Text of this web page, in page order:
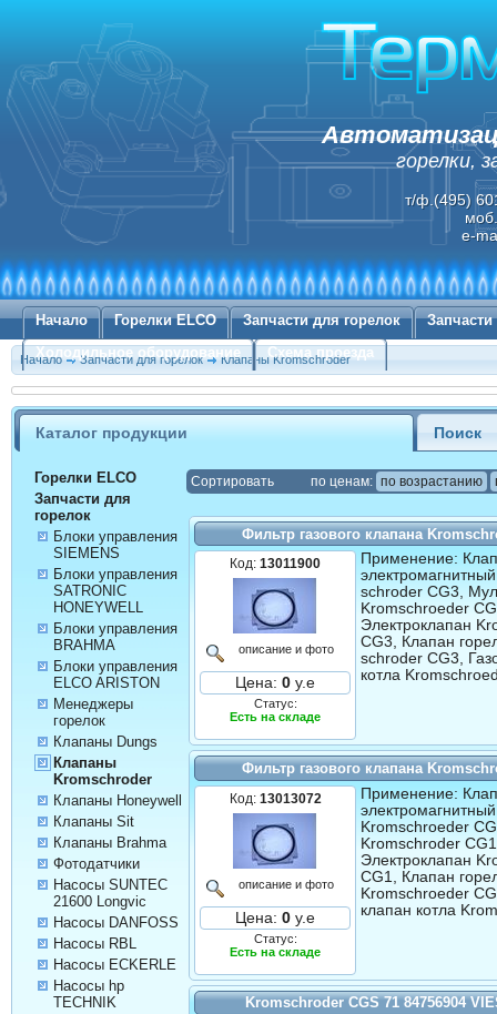
горелки,
т/ф.(495)
e-
Начало Горелки ELCO Запчасти для горелок
Холодильное оборудование
Схема проезда
Начало Запчасти для горелок Клапаны Kromschroder
Каталог продукции Поиск
Горелки ELCO
Запчасти для
горелок
Блоки управления
SIEMENS
Блоки управления
SATRONIC
HONEYWELL
Блоки управления
BRAHMA
Блоки управления
ELCO ARISTON
Менеджеры
горелок
Клапаны Dungs
Клапаны
Kromschroder
Клапаны Honeywell
Клапаны Sit
Клапаны Brahma
Фотодатчики
Насосы SUNTEC
21600 Longvic
Насосы DANFOSS
Насосы RBL
Насосы ECKERLE
Насосы hp
TECHNIK
Cортировать по ценам: по возрастанию
Фильтр газового клапана
Код:13011900
описание и фото
Цена: 0 у.е
Статус:
Есть на складе
Применение:
schroder CG3,
Kromschroeder
Электроклапан
CG3, Клапан
schroder CG3,
котла
Фильтр газового клапана
Код: 13013072
описание и фото
Цена: 0 у.е
Статус:
Есть на складе
Применение:
Kromschroeder
Kromschroder
Электроклапан
CG1, Клапан
Kromschroeder
клапан котла
Kromschroder CGS 71 84756904